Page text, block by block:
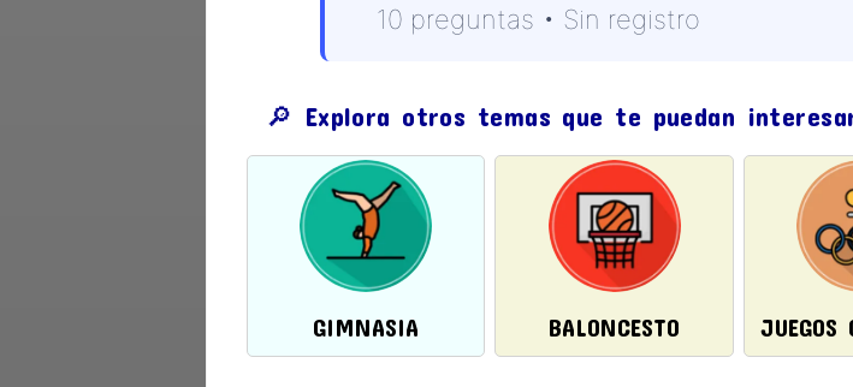
10 preguntas • Sin registro
🔎 Explora otros temas que te puedan
GIMNASIA BALONCESTO JUEGOS